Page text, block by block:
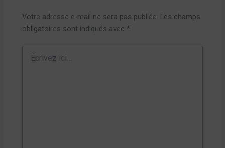
Votre adresse e-mail ne sera pas publiée. Les champs
obligatoires sont indiqués avec *
ici…